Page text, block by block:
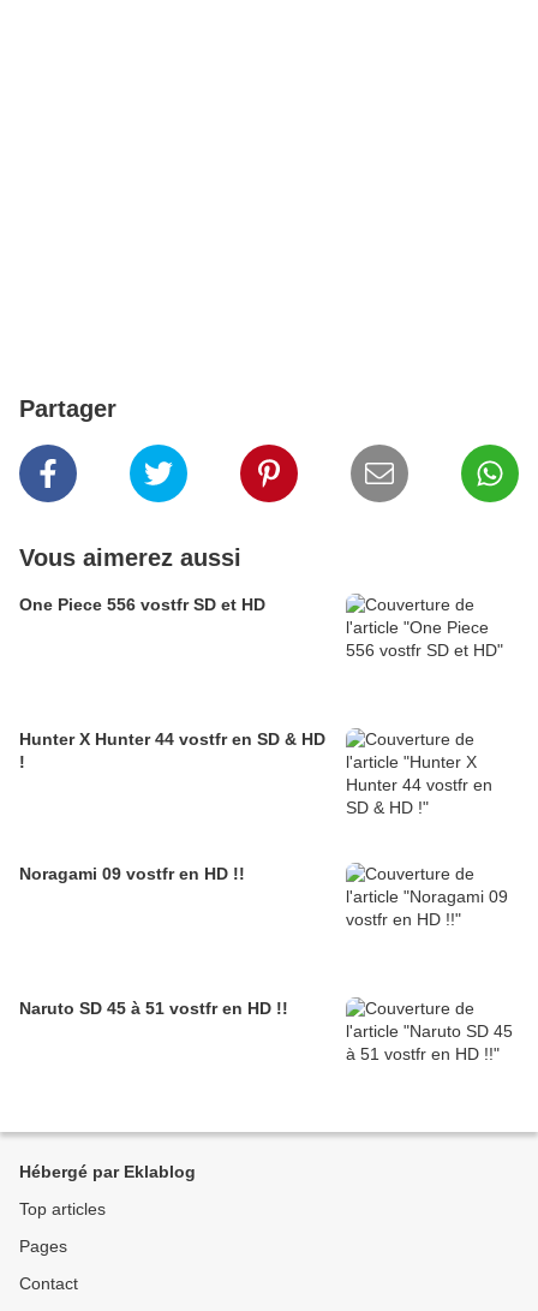
Partager
Vous aimerez aussi
One Piece 556 vostfr SD et HD
Hunter X Hunter 44 vostfr en SD & HD
!
Noragami 09 vostfr en HD !!
Naruto SD 45 à 51 vostfr en HD !!
Hébergé par Eklablog
Top articles
Pages
Contact